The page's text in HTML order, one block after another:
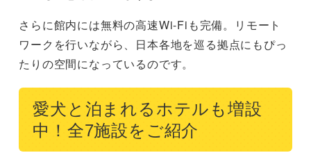
さらに館内には無料の高速Wi-Fiも完備。リモート
ワークを行いながら、日本各地を巡る拠点にもぴっ
たりの空間になっているのです。
愛犬と泊まれるホテルも増設
中！全7施設をご紹介